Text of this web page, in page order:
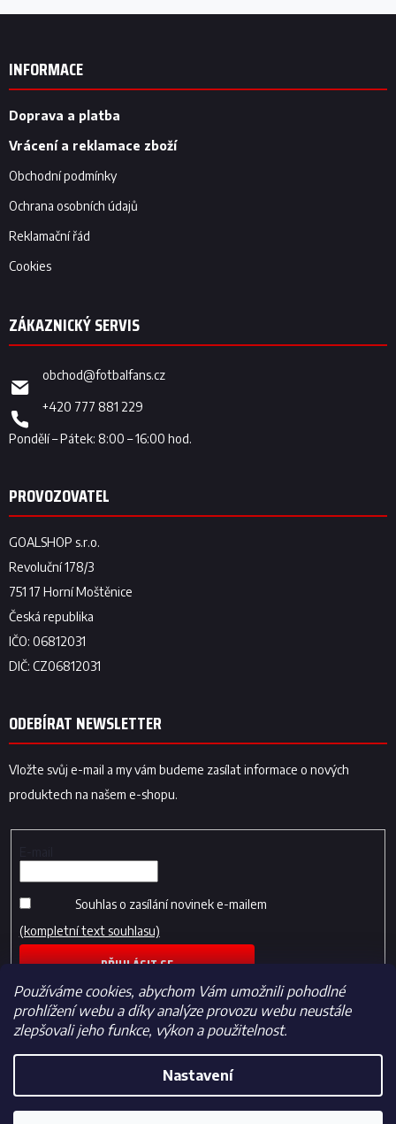
Používáme cookies, abychom Vám umožnili pohodlné
prohlížení webu a díky analýze provozu webu neustále
zlepšovali jeho funkce, výkon a použitelnost.
Nastavení
Z
INFORMACE
Doprava a platba
Vrácení a reklamace zboží
Obchodní podmínky
Ochrana osobních údajů
Reklamační řád
Cookies
obchod@fotbalfans.cz
+420 777 881 229
ODEBÍRAT NEWSLETTER
Vložte svůj e-mail a my vám budeme zasílat informace o nových
produktech na našem e-shopu.
Souhlas o zasílání novinek e-mailem
(kompletní text souhlasu)
PŘIHLÁSIT SE
Vytvořil Shoptet